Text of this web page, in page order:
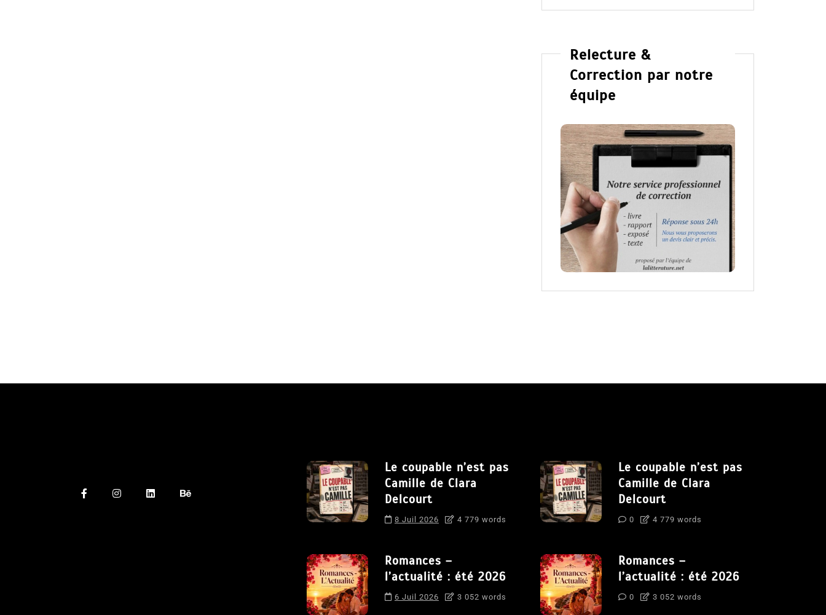
Relecture &
Correction par notre
équipe
Le coupable n’est pas
Camille de Clara
Delcourt
8 Juil 2026 4 779 words
Romances –
l’actualité : été 2026
6 Juil 2026 3 052 words
Le coupable n’est pas
Camille de Clara
Delcourt
0 4 779 words
Romances –
l’actualité : été 2026
0 3 052 words